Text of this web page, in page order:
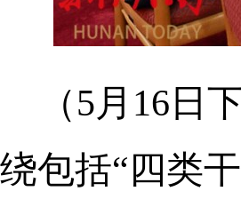
（5月16日
绕包括“四类